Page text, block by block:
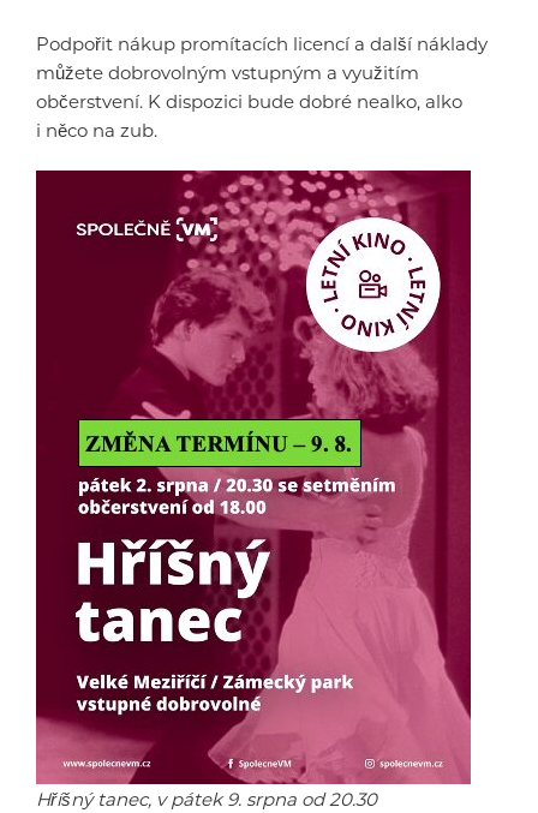
Podpořit nákup promítacích licencí a další náklady
můžete dobrovolným vstupným a využitím
občerstvení. K dispozici bude dobré nealko, alko
i něco na zub.
Hříšný tanec, v pátek 9. srpna od 20.30